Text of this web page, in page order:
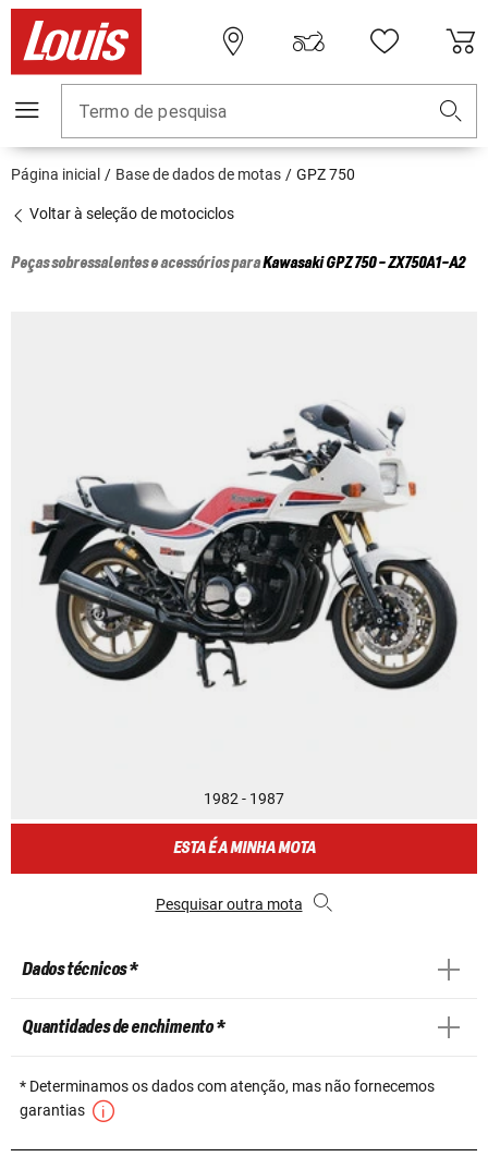
Termo de pesquisa
Página inicial Base de dados de motas GPZ 750
Voltar à seleção de motociclos
Peças sobressalentes e acessórios paraKawasakiGPZ 750 - ZX750A1-A2
1982 - 1987
ESTA É A MINHA MOTA
Pesquisar outra mota
Dados técnicos *
Quantidades de enchimento *
* Determinamos os dados com atenção, mas não fornecemos
garantias